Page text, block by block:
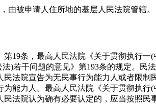
由被申请人住所地的基层人民法院管辖。
19条，最高人民法院《关于贯彻执行
)若干问题的意见》第193条的规定。
法院宣告为无民事行为能力人或者限制
能力人。最高人民法院《关于贯彻执
法院认为确有必要认定的，应当按照